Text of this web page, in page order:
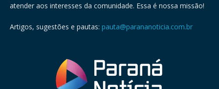
atender aos interesses da comunidade. Essa é nossa missão!
Artigos, sugestões e pautas: pauta@parananoticia.com.br